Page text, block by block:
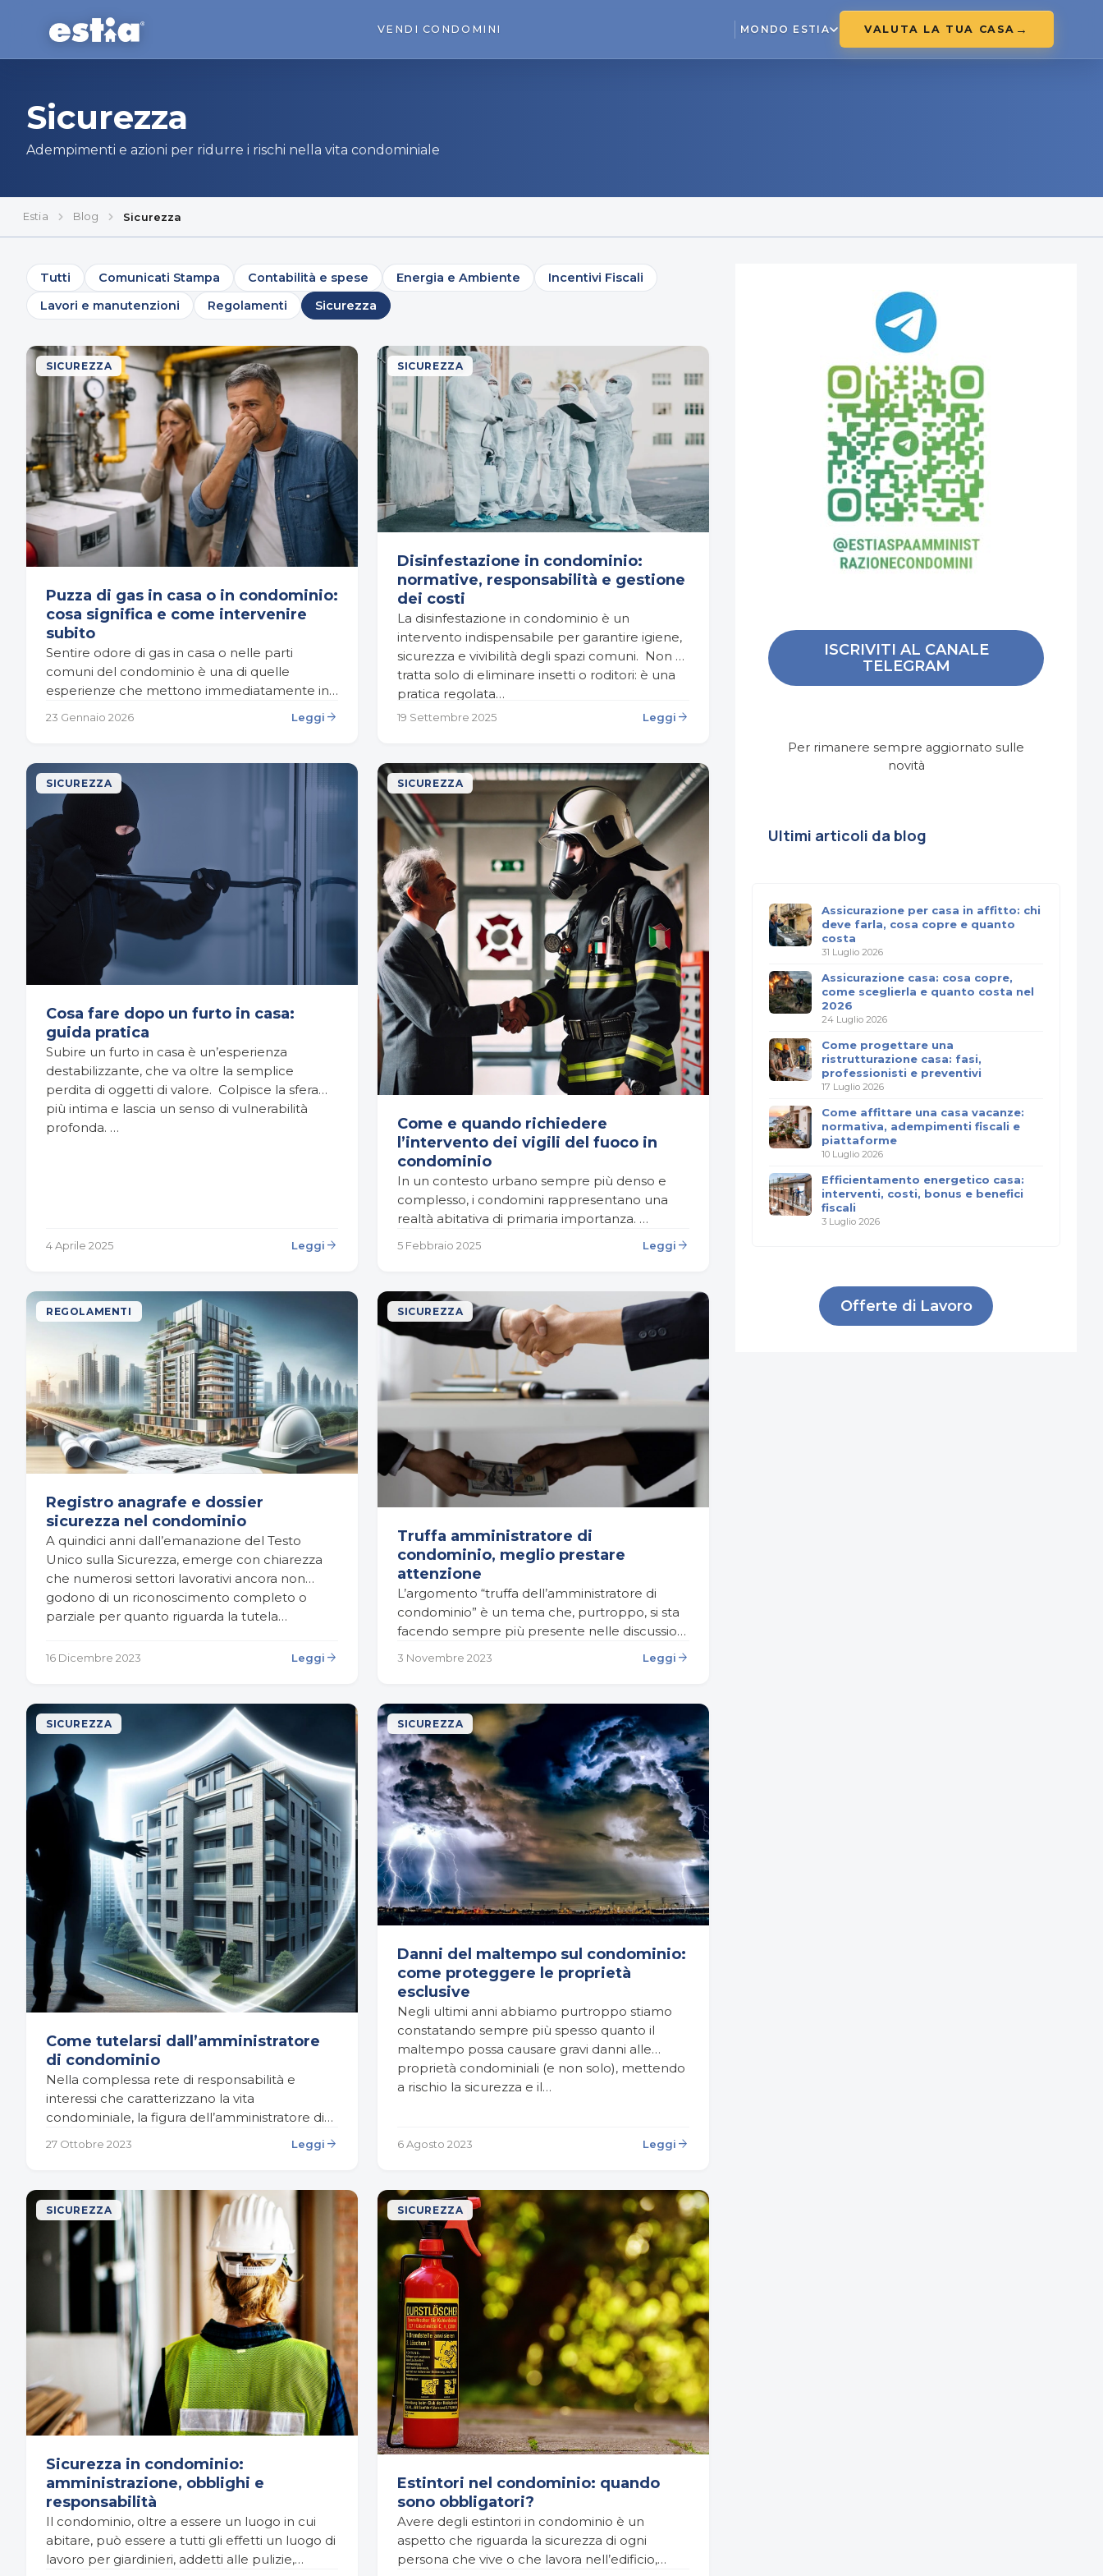
VENDI CONDOMINI MONDO ESTIA VALUTA LA TUA CASA
Sicurezza
Adempimenti e azioni per ridurre i rischi nella vita condominiale
Estia Blog Sicurezza
Tutti Comunicati Stampa Contabilità e spese Energia e Ambiente
Incentivi Fiscali
Lavori e manutenzioni
Regolamenti Sicurezza
SICUREZZA
Puzza di gas in casa o in condominio:
cosa significa e come intervenire
subito
Sentire odore di gas in casa o nelle parti
comuni del condominio è una di quelle
esperienze che mettono immediatamente in
allerta. Anche una percezione lieve può
23 Gennaio 2026 Leggi arrow_forward
SICUREZZA
Disinfestazione in condominio:
normative, responsabilità e gestione
dei costi
La disinfestazione in condominio è un
intervento indispensabile per garantire igiene,
sicurezza e vivibilità degli spazi comuni. Non si
tratta solo di eliminare insetti o roditori: è una
pratica regolata…
19 Settembre 2025 Leggi arrow_forward
SICUREZZA
Cosa fare dopo un furto in casa:
guida pratica
Subire un furto in casa è un’esperienza
destabilizzante, che va oltre la semplice
perdita di oggetti di valore. Colpisce la sfera
più intima e lascia un senso di vulnerabilità
profonda. …
4 Aprile 2025 Leggi arrow_forward
SICUREZZA
Come e quando richiedere
l’intervento dei vigili del fuoco in
condominio
In un contesto urbano sempre più denso e
complesso, i condomini rappresentano una
realtà abitativa di primaria importanza.
Garantire la sicurezza di chi vi abita non è solo
5 Febbraio 2025 Leggi arrow_forward
REGOLAMENTI
Registro anagrafe e dossier
sicurezza nel condominio
A quindici anni dall’emanazione del Testo
Unico sulla Sicurezza, emerge con chiarezza
che numerosi settori lavorativi ancora non
godono di un riconoscimento completo o
parziale per quanto riguarda la tutela…
16 Dicembre 2023 Leggi arrow_forward
SICUREZZA
Truffa amministratore di
condominio, meglio prestare
attenzione
L’argomento “truffa dell’amministratore di
condominio” è un tema che, purtroppo, si sta
facendo sempre più presente nelle discussioni
dei condomini di oggi. La figura
dell’amministratore di condominio dovrebbe,
3 Novembre 2023 Leggi arrow_forward
SICUREZZA
Come tutelarsi dall’amministratore
di condominio
Nella complessa rete di responsabilità e
interessi che caratterizzano la vita
condominiale, la figura dell’amministratore di
abitanti di un condominio, investendo fiducia e
27 Ottobre 2023 Leggi arrow_forward
SICUREZZA
Danni del maltempo sul condominio:
come proteggere le proprietà
esclusive
Negli ultimi anni abbiamo purtroppo stiamo
constatando sempre più spesso quanto il
maltempo possa causare gravi danni alle
proprietà condominiali (e non solo), mettendo
a rischio la sicurezza e il…
6 Agosto 2023 Leggi arrow_forward
SICUREZZA
Sicurezza in condominio:
amministrazione, obblighi e
responsabilità
Il condominio, oltre a essere un luogo in cui
abitare, può essere a tutti gli effetti un luogo di
lavoro per giardinieri, addetti alle pulizie,
SICUREZZA
Estintori nel condominio: quando
sono obbligatori?
Avere degli estintori in condominio è un
aspetto che riguarda la sicurezza di ogni
persona che vive o che lavora nell’edificio,
ISCRIVITI AL CANALE
TELEGRAM
Per rimanere sempre aggiornato sulle
novità
Ultimi articoli da blog
Assicurazione per casa in affitto: chi
deve farla, cosa copre e quanto
costa
31 Luglio 2026
Assicurazione casa: cosa copre,
come sceglierla e quanto costa nel
2026
24 Luglio 2026
Come progettare una
ristrutturazione casa: fasi,
professionisti e preventivi
17 Luglio 2026
Come affittare una casa vacanze:
normativa, adempimenti fiscali e
piattaforme
10 Luglio 2026
Efficientamento energetico casa:
interventi, costi, bonus e benefici
fiscali
3 Luglio 2026
Offerte di Lavoro